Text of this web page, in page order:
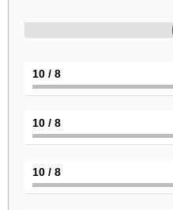
8
/ 10
8
/ 10
8
/ 10